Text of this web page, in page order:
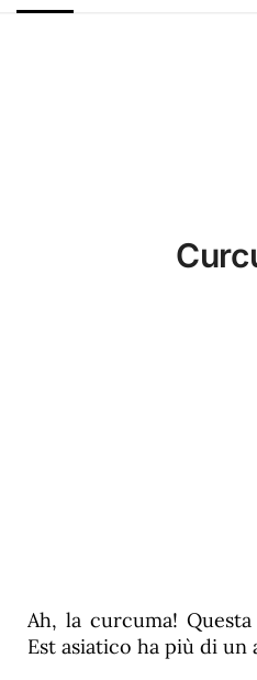
Ah, la curcuma!
Est asiatico ha più di un